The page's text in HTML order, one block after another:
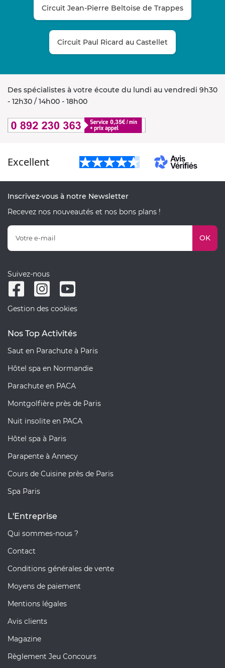
Circuit Jean-Pierre Beltoise de Trappes
Circuit Paul Ricard au Castellet
Des spécialistes à votre écoute du lundi au vendredi 9h30
- 12h30 / 14h00 - 18h00
Excellent
Inscrivez-vous à notre Newsletter
Recevez nos nouveautés et nos bons plans !
OK
Suivez-nous
Gestion des cookies
Nos Top Activités
Saut en Parachute à Paris
Hôtel spa en Normandie
Parachute en PACA
Montgolfière près de Paris
Nuit insolite en PACA
Hôtel spa à Paris
Parapente à Annecy
Cours de Cuisine près de Paris
Spa Paris
L'Entreprise
Qui sommes-nous ?
Contact
Conditions générales de vente
Moyens de paiement
Mentions légales
Avis clients
Magazine
Règlement Jeu Concours